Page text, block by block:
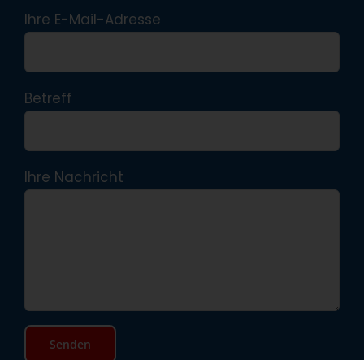
Ihre E-Mail-Adresse
Betreff
Ihre Nachricht